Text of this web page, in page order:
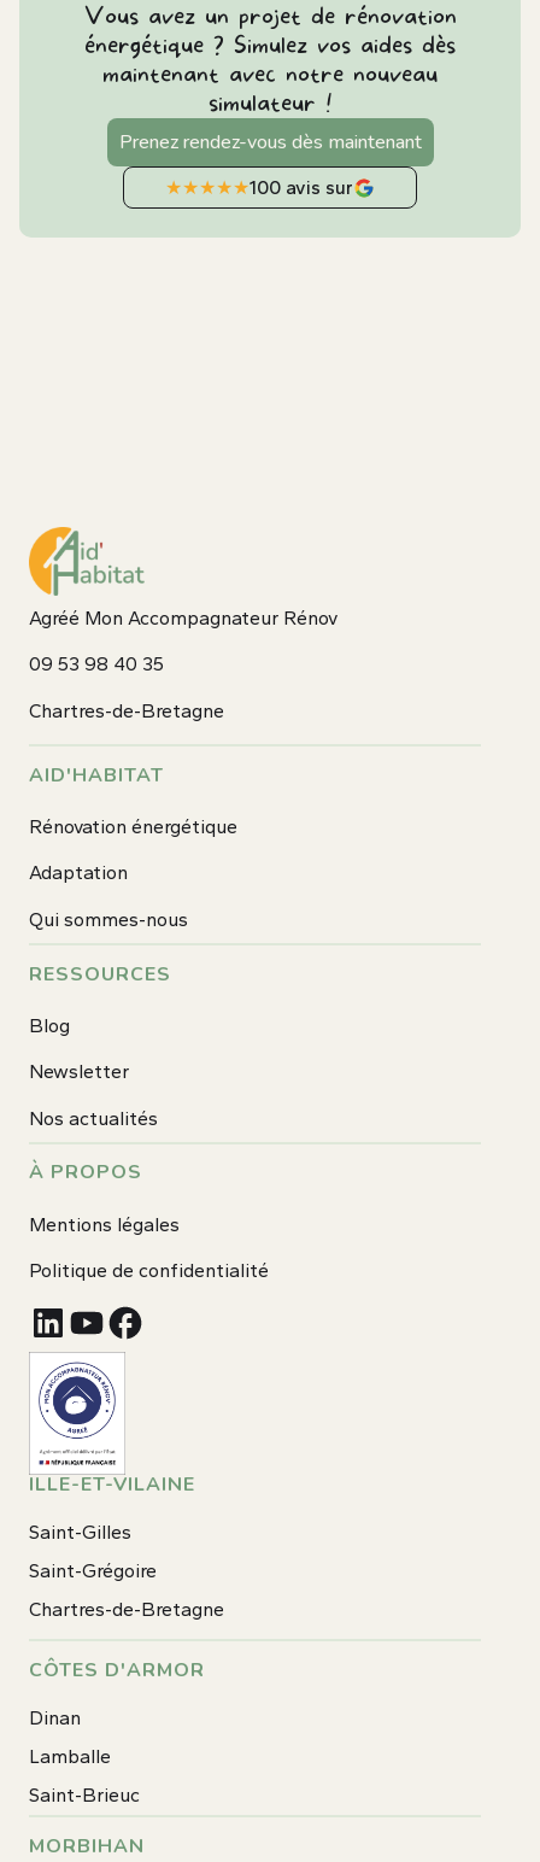
Vous avez un projet de rénovation
énergétique ? Simulez vos aides dès
maintenant avec notre nouveau
simulateur !
Prenez rendez-vous dès maintenant
★★★★★100 avis sur
Agréé Mon Accompagnateur Rénov
09 53 98 40 35
Chartres-de-Bretagne
AID'HABITAT
Rénovation énergétique
Adaptation
Qui sommes-nous
RESSOURCES
Blog
Newsletter
Nos actualités
À PROPOS
Mentions légales
Politique de confidentialité
ILLE-ET-VILAINE
Saint-Gilles
Saint-Grégoire
Chartres-de-Bretagne
CÔTES D'ARMOR
Dinan
Lamballe
Saint-Brieuc
MORBIHAN